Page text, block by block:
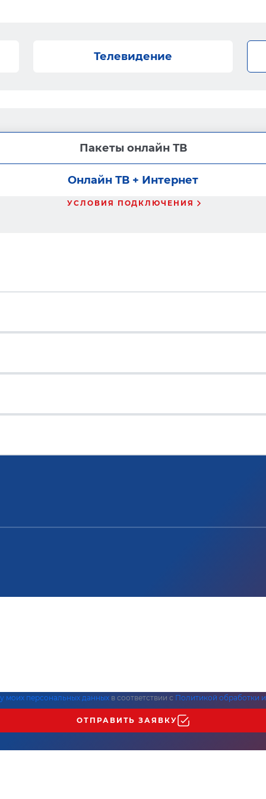
Телевидение
Пакеты онлайн ТВ
Онлайн ТВ + Интернет
УСЛОВИЯ ПОДКЛЮЧЕНИЯ
моих персональных данных в соответствии с Политикой обработки
ОТПРАВИТЬ ЗАЯВКУ